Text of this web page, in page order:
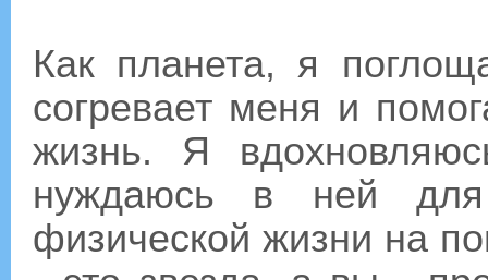
Как планета, я
согревает меня и
жизнь. Я
нуждаюсь в ней для
физической жизни на